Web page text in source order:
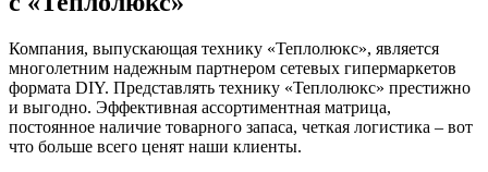
Компания, выпускающая технику «Теплолюкс», является
многолетним надежным партнером сетевых гипермаркетов
формата DIY. Представлять технику «Теплолюкс» престижно
и выгодно. Эффективная ассортиментная матрица,
постоянное наличие товарного запаса, четкая логистика – вот
что больше всего ценят наши клиенты.